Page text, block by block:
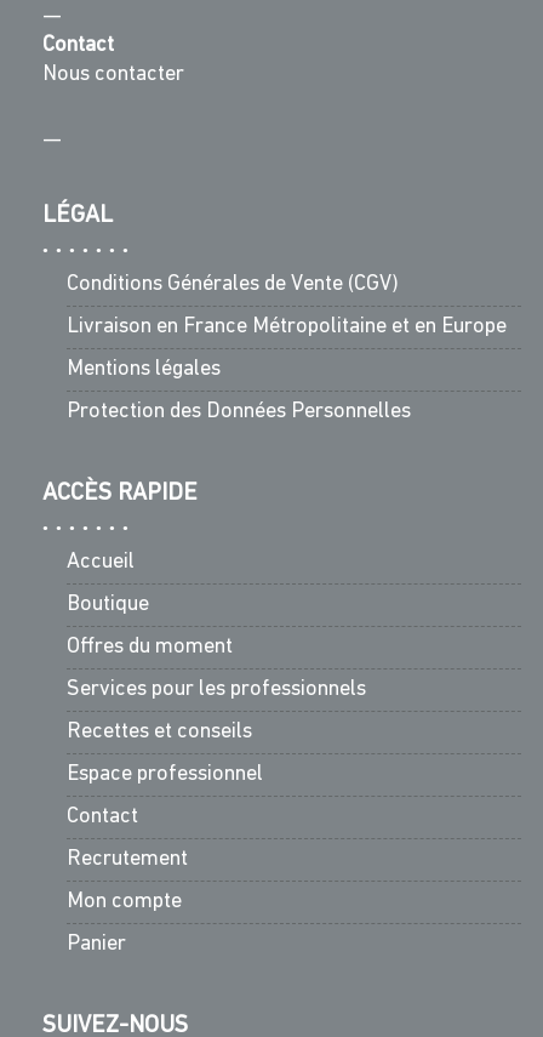
—
Contact
Nous contacter
—
LÉGAL
Conditions Générales de Vente (CGV)
Livraison en France Métropolitaine et en Europe
Mentions légales
Protection des Données Personnelles
ACCÈS RAPIDE
Accueil
Boutique
Offres du moment
Services pour les professionnels
Recettes et conseils
Espace professionnel
Contact
Recrutement
Mon compte
Panier
SUIVEZ-NOUS